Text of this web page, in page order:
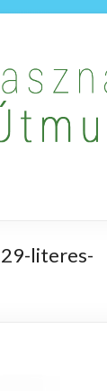
literes-